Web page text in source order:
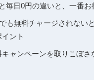
毎日0円の違いと、一番お
も無料チャージされない
イント
ャンペーンを取りこぼさ